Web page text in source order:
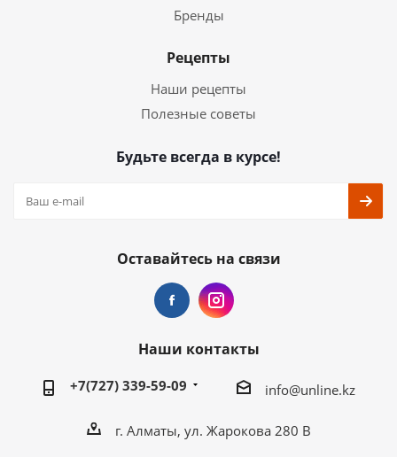
Бренды
Рецепты
Наши рецепты
Полезные советы
Будьте всегда в курсе!
Оставайтесь на связи
Наши контакты
+7(727) 339-59-09 info@unline.kz
г. Алматы, ул. Жарокова 280 В